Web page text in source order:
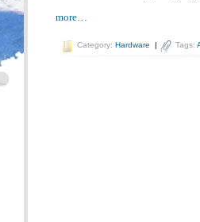
more…
Category: Hardware | Tags: